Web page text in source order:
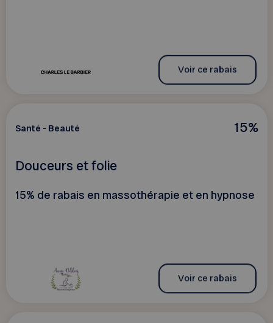
Voir ce rabais
15%
Santé - Beauté
Douceurs et folie
15% de rabais en massothérapie et en hypnose
Voir ce rabais